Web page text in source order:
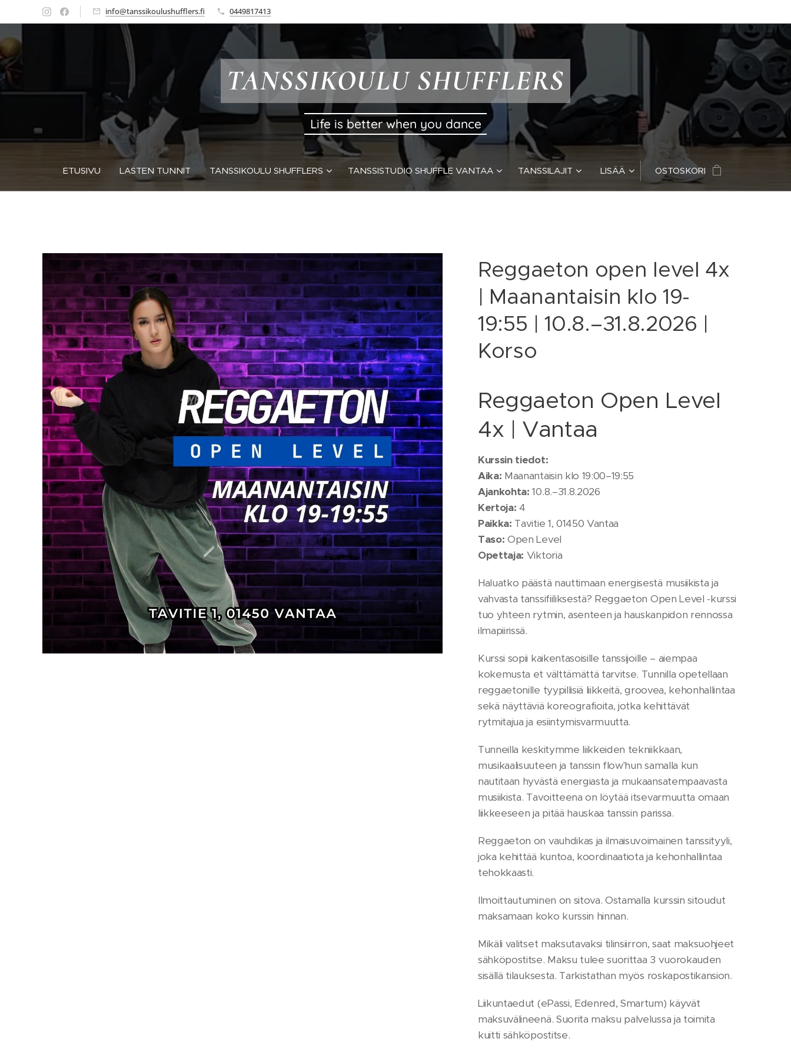
info@tanssikoulushufflers.fi 0449817413
TANSSIKOULU SHUFFLERS
Life is better when you dance
ETUSIVU LASTEN TUNNIT TANSSIKOULU SHUFFLERS TANSSISTUDIO SHUFFLE VANTAA TANSSILAJIT LISÄÄ OSTOSKORI
Reggaeton open level 4x
| Maanantaisin klo 19-
19:55 | 10.8.–31.8.2026 |
Korso
Reggaeton Open Level
4x | Vantaa
Kurssin tiedot:
Aika: Maanantaisin klo 19:00–19:55
Ajankohta: 10.8.–31.8.2026
Kertoja: 4
Paikka: Tavitie 1, 01450 Vantaa
Taso: Open Level
Opettaja: Viktoria
Haluatko päästä nauttimaan energisestä musiikista ja
vahvasta tanssifiiliksestä? Reggaeton Open Level -kurssi
tuo yhteen rytmin, asenteen ja hauskanpidon rennossa
ilmapiirissä.
Kurssi sopii kaikentasoisille tanssijoille – aiempaa
kokemusta et välttämättä tarvitse. Tunnilla opetellaan
reggaetonille tyypillisiä liikkeitä, groovea, kehonhallintaa
sekä näyttäviä koreografioita, jotka kehittävät
rytmitajua ja esiintymisvarmuutta.
Tunneilla keskitymme liikkeiden tekniikkaan,
musikaalisuuteen ja tanssin flow'hun samalla kun
nautitaan hyvästä energiasta ja mukaansatempaavasta
musiikista. Tavoitteena on löytää itsevarmuutta omaan
liikkeeseen ja pitää hauskaa tanssin parissa.
Reggaeton on vauhdikas ja ilmaisuvoimainen tanssityyli,
joka kehittää kuntoa, koordinaatiota ja kehonhallintaa
tehokkaasti.
Ilmoittautuminen on sitova. Ostamalla kurssin sitoudut
maksamaan koko kurssin hinnan.
Mikäli valitset maksutavaksi tilinsiirron, saat maksuohjeet
sähköpostitse. Maksu tulee suorittaa 3 vuorokauden
sisällä tilauksesta. Tarkistathan myös roskapostikansion.
Liikuntaedut (ePassi, Edenred, Smartum) käyvät
maksuvälineenä. Suorita maksu palvelussa ja toimita
kuitti sähköpostitse.